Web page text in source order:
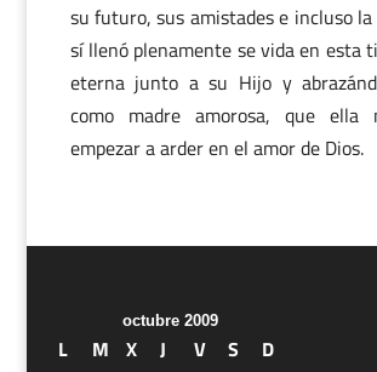
su futuro, sus amistades e incluso la
sí llenó plenamente se vida en esta
eterna junto a su Hijo y
como madre amorosa, que ella
empezar a arder en el amor de Dios.
octubre 2009
L M X J V S
D